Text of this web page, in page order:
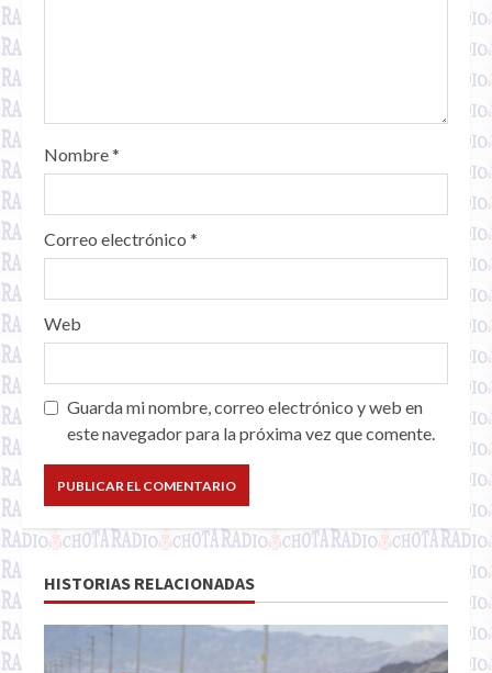
Nombre*
Correo electrónico *
Web
Guarda mi nombre, correo electrónico y web en
este navegador para la próxima vez que comente.
HISTORIAS RELACIONADAS